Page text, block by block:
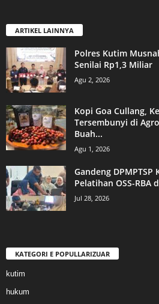
ARTIKEL LAINNYA
Polres Kutim
Senilai Rp1,3 Miliar
Agu 2, 2026
Kopi Goa Cullang,
Tersembunyi di
Buah...
Agu 1, 2026
Gandeng DPMPTSP
Pelatihan OSS-RBA
Jul 28, 2026
KATEGORI E POPULLARIZUAR
kutim
hukum